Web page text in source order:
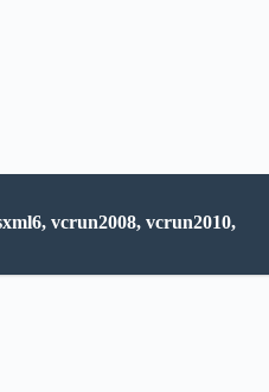
vcrun2008, vcrun2010,